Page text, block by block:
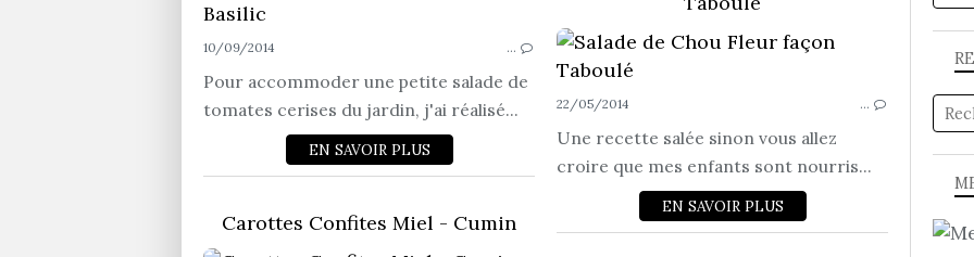
10/09/2014 …
Pour accommoder une petite salade de
tomates cerises du jardin, j'ai réalisé...
EN SAVOIR PLUS
22/05/2014 …
Une recette salée sinon vous allez
croire que mes enfants sont nourris...
EN SAVOIR PLUS
Carottes Confites Miel - Cumin